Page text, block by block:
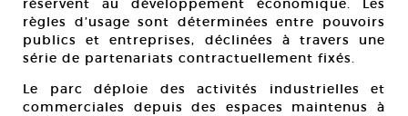
réservent au développement économique. Les
règles d’usage sont déterminées entre pouvoirs
publics et entreprises, déclinées à travers une
série de partenariats contractuellement fixés.
Le parc déploie des activités industrielles et
commerciales depuis des espaces maintenus à